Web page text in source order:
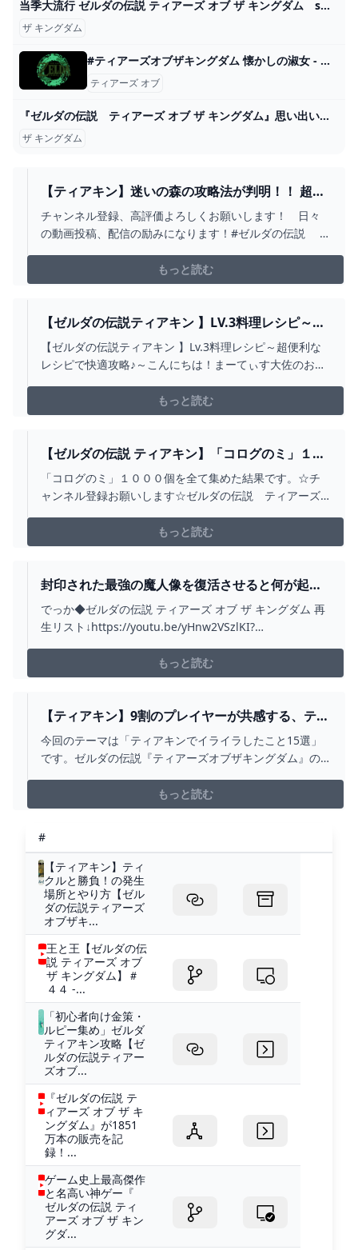
当季大流行 ゼルダの伝説 ティアーズ オブ ザ キングダム switch ソフト Nintendo Switch - www.buildcentral.com
ザ キングダム
#ティアーズオブザキングダム 懐かしの淑女 - mayaのイラスト - pixiv
ティアーズ オブ
『ゼルダの伝説 ティアーズ オブ ザ キングダム』思い出いっぱいの冒険をプレイヤーアンケートで振り返る【先出し週刊ファミ通】 ゲーム・エンタメ最新情報のファミ通.com
ザ キングダム
【ティアキン】迷いの森の攻略法が判明！！ 超意
外な方法でコログの森へ到達だ！！ ＃３【ゼルダ
の伝説】 - YOUTUBE
チャンネル登録、高評価よろしくお願いします！ 日々
の動画投稿、配信の励みになります！#ゼルダの伝説 #
21:16 コログの森到達シーン前：
https://youtube.com/live/CbaCGPMaLpA次：
もっと読む
【ゼルダの伝説ティアキン 】LV.3料理レシピ～超
便利なレシピで快適攻略♪～ - YOUTUBE
【ゼルダの伝説ティアキン 】Lv.3料理レシピ～超便利な
レシピで快適攻略♪～こんにちは！まーてぃす大佐のお部
03:44 ～ 攻撃力UP レシピ04:55 ～ しずかさUP レシピ
05:30 ～ 発光効果UP レシピ06:28 ～ 寒暖対策UP レシ
もっと読む
【ゼルダの伝説 ティアキン】「コログのミ」１０
００個を全て集めると・・・【ゼルダの伝説 ティ
アーズ オブ ザ キングダム】 - YOUTUBE
「コログのミ」１０００個を全て集めた結果です。☆チ
ャンネル登録お願いします☆ゼルダの伝説 ティアーズ
ハード：Nintendo Switch■公式サイト：
https://www.nintendo.co.jp/zelda/totk/index.html(...
もっと読む
封印された最強の魔人像を復活させると何が起こ
るの!?魂が宿る4つの眼を集めよう!!ティアキン最
速実況PART69【ゼルダの伝説 ティアーズ オブ ザ
でっか◆ゼルダの伝説 ティアーズ オブ ザ キングダム 再
生リスト↓https://youtu.be/yHnw2VSzlKI?
の伝説 ブレス オブ ザ ワイルド 再生リスト
↓https://youtu.be/dtIA2OZCCg...
もっと読む
【ティアキン】9割のプレイヤーが共感する、ティ
アキンでイライラしたこと15選【ゼルダの伝説テ
ィアーズオブザキングダム/ティアキン】【ゆっく
今回のテーマは「ティアキンでイライラしたこと15選」
です。ゼルダの伝説『ティアーズオブザキングダム』の
おどれグロッケンシュピールしゃろう様 神隠しの真相し
ゃろう様 10℃しゃろう様 You and
もっと読む
#
【ティアキン】ティ
クルと勝負！の発生
場所とやり方【ゼル
ダの伝説ティアーズ
オブザキ...
王と王【ゼルダの伝
説 ティアーズ オブ
ザ キングダム】＃
４４ -...
「初心者向け金策・
ルピー集め」ゼルダ
ティアキン攻略【ゼ
ルダの伝説ティアー
ズオブ...
『ゼルダの伝説 テ
ィアーズ オブ ザ キ
ングダム』が1851
万本の販売を記
録！...
ゲーム史上最高傑作
と名高い神ゲー『
ゼルダの伝説 ティ
アーズ オブ ザ キン
グダ...